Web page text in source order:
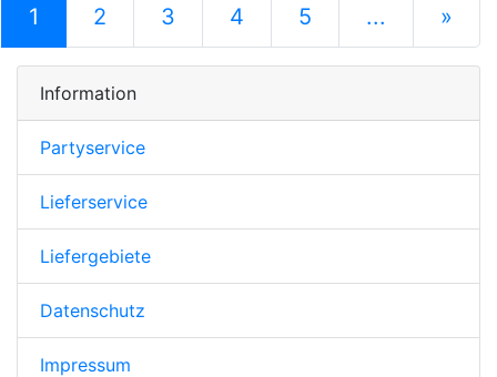
1 (current)
2 3 4 5 ... »
Information
Partyservice
Lieferservice
Liefergebiete
Datenschutz
Impressum